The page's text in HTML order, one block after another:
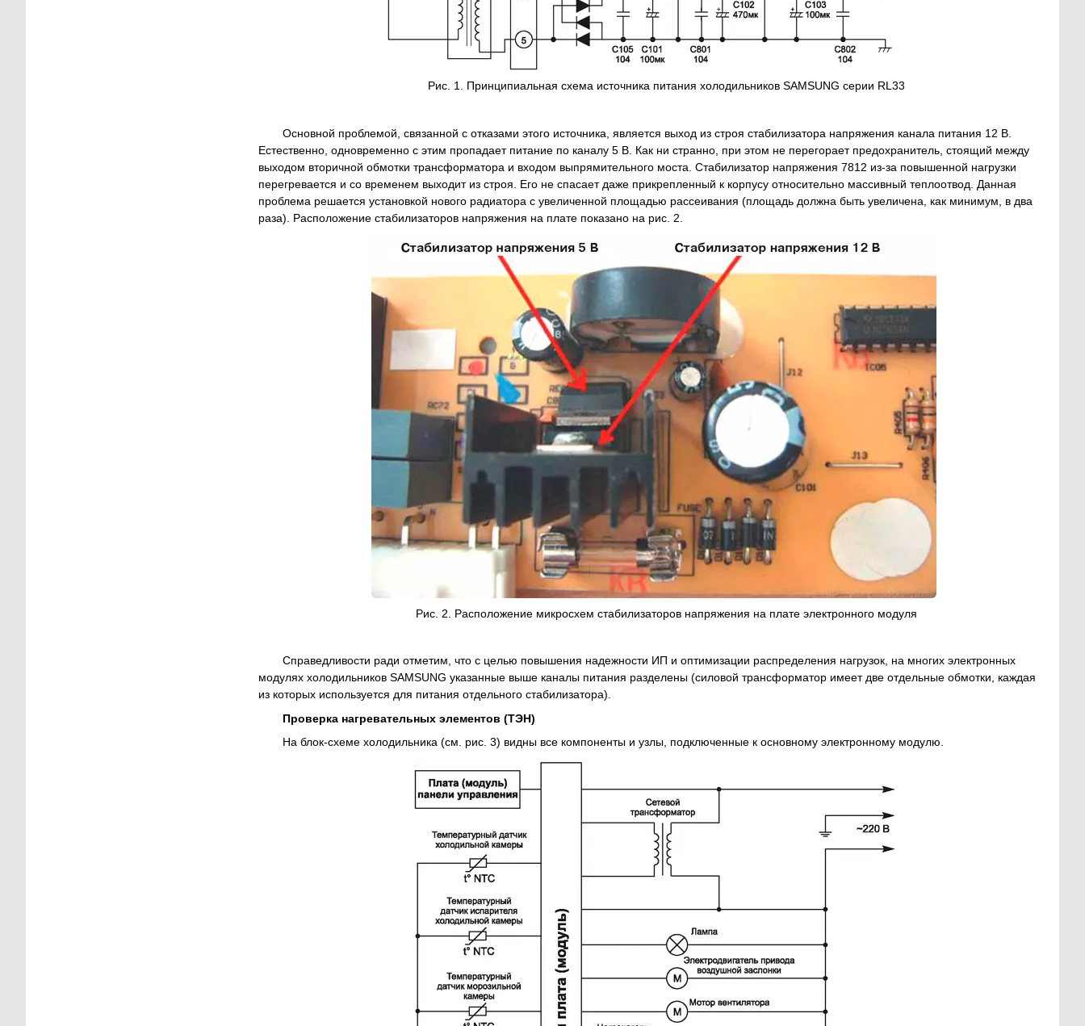
Рис. 1. Принципиальная схема источника питания холодильников SAMSUNG серии RL33
Основной проблемой, связанной с отказами этого источника, является выход из строя стабилизатора напряжения канала питания 12 В.
Естественно, одновременно с этим пропадает питание по каналу 5 В. Как ни странно, при этом не перегорает предохранитель, стоящий между
выходом вторичной обмотки трансформатора и входом выпрямительного моста. Стабилизатор напряжения 7812 из-за повышенной нагрузки
перегревается и со временем выходит из строя. Его не спасает даже прикрепленный к корпусу относительно массивный теплоотвод. Данная
проблема решается установкой нового радиатора с увеличенной площадью рассеивания (площадь должна быть увеличена, как минимум, в два
раза). Расположение стабилизаторов напряжения на плате показано на рис. 2.
Рис. 2. Расположение микросхем стабилизаторов напряжения на плате электронного модуля
Справедливости ради отметим, что с целью повышения надежности ИП и оптимизации распределения нагрузок, на многих электронных
модулях холодильников SAMSUNG указанные выше каналы питания разделены (силовой трансформатор имеет две отдельные обмотки, каждая
из которых используется для питания отдельного стабилизатора).
Проверка нагревательных элементов (ТЭН)
На блок-схеме холодильника (см. рис. 3) видны все компоненты и узлы, подключенные к основному электронному модулю.